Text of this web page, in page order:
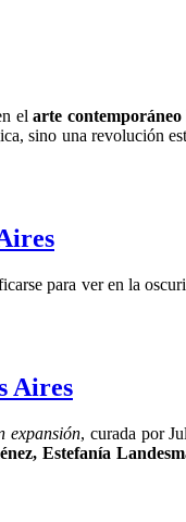
elarte contemporáneo
sino una revolución
para ver en la
Aires
expansión, curada por
Estefanía